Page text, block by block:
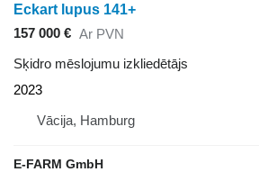
Eckart lupus 141+
157 000 € Ar PVN
Sķidro mēslojumu izkliedētājs
2023
Vācija, Hamburg
E-FARM GmbH